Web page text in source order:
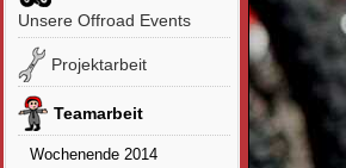
Unsere Offroad Events
Projektarbeit
Teamarbeit
Wochenende 2014